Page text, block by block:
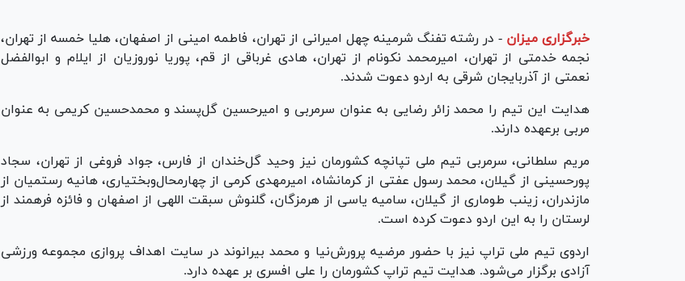
خبرگزاری میزان - در رشته تفنگ شرمینه چهل امیرانی از تهران، فاطمه امینی از اصفهان، هلیا خمسه از تهران،
نجمه خدمتی از تهران، امیرمحمد نکونام از تهران، هادی غرباقی از قم، پوریا نوروزیان از ایلام و ابوالفضل
نعمتی از آذربایجان شرقی به اردو دعوت شدند.
هدایت این تیم را محمد زائر رضایی به عنوان سرمربی و امیرحسین گل‌پسند و محمدحسین کریمی به عنوان
مربی برعهده دارند.
مریم سلطانی، سرمربی تیم ملی تپانچه کشورمان نیز وحید گل‌خندان از فارس، جواد فروغی از تهران، سجاد
پورحسینی از گیلان، محمد رسول عفتی از کرمانشاه، امیرمهدی کرمی از چهارمحال‌و‌بختیاری، هانیه رستمیان از
مازندران، زینب طوماری از گیلان، سامیه یاسی از هرمزگان، گلنوش سبقت اللهی از اصفهان و فائزه فرهمند از
لرستان را به این اردو دعوت کرده است.
اردوی تیم ملی تراپ نیز با حضور مرضیه پرورش‌نیا و محمد بیرانوند در سایت اهداف پروازی مجموعه ورزشی
آزادی برگزار می‌شود. هدایت تیم تراپ کشورمان را علی افسری بر عهده دارد.